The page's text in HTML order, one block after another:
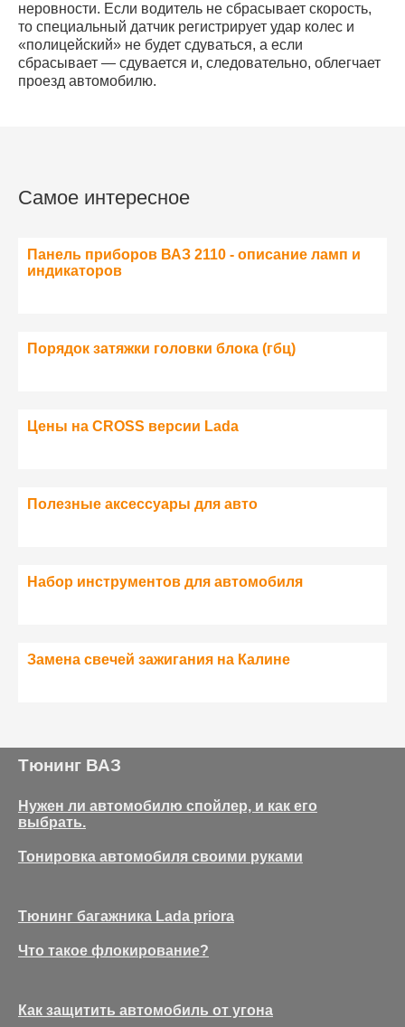
неровности. Если водитель не сбрасывает скорость,
то специальный датчик регистрирует удар колес и
«полицейский» не будет сдуваться, а если
сбрасывает — сдувается и, следовательно, облегчает
проезд автомобилю.
Самое интересное
Панель приборов ВАЗ 2110 - описание ламп и
индикаторов
Порядок затяжки головки блока (гбц)
Цены на CROSS версии Lada
Полезные аксессуары для авто
Набор инструментов для автомобиля
Замена свечей зажигания на Калине
Тюнинг ВАЗ
Нужен ли автомобилю спойлер, и как его
выбрать.
Тонировка автомобиля своими руками
Тюнинг багажника Lada priora
Что такое флокирование?
Как защитить автомобиль от угона